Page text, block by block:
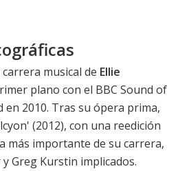
musical de Ellie
plano con el BBC Sound of
en 2010. Tras su ópera prima,
' (2012), con una reedición
más importante de su carrera,
Greg Kurstin implicados.